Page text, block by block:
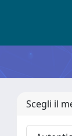
Scegli il